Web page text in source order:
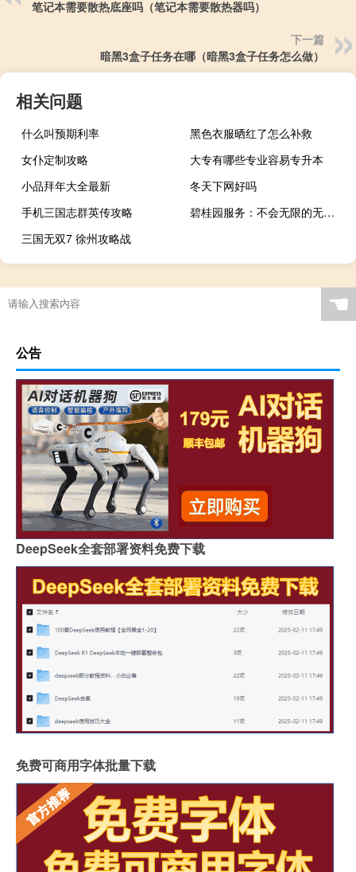
笔记本需要散热底座吗（笔记本需要散热器吗）
下一篇
暗黑3盒子任务在哪（暗黑3盒子任务怎么做）
相关问题
什么叫预期利率
黑色衣服晒红了怎么补救
女仆定制攻略
大专有哪些专业容易专升本
小品拜年大全最新
冬天下网好吗
手机三国志群英传攻略
碧桂园服务：不会无限的无法收费提供服务必要时候会适当缩减一些不必要的关联交易服务
三国无双7 徐州攻略战
☚
公告
DeepSeek全套部署资料免费下载
免费可商用字体批量下载